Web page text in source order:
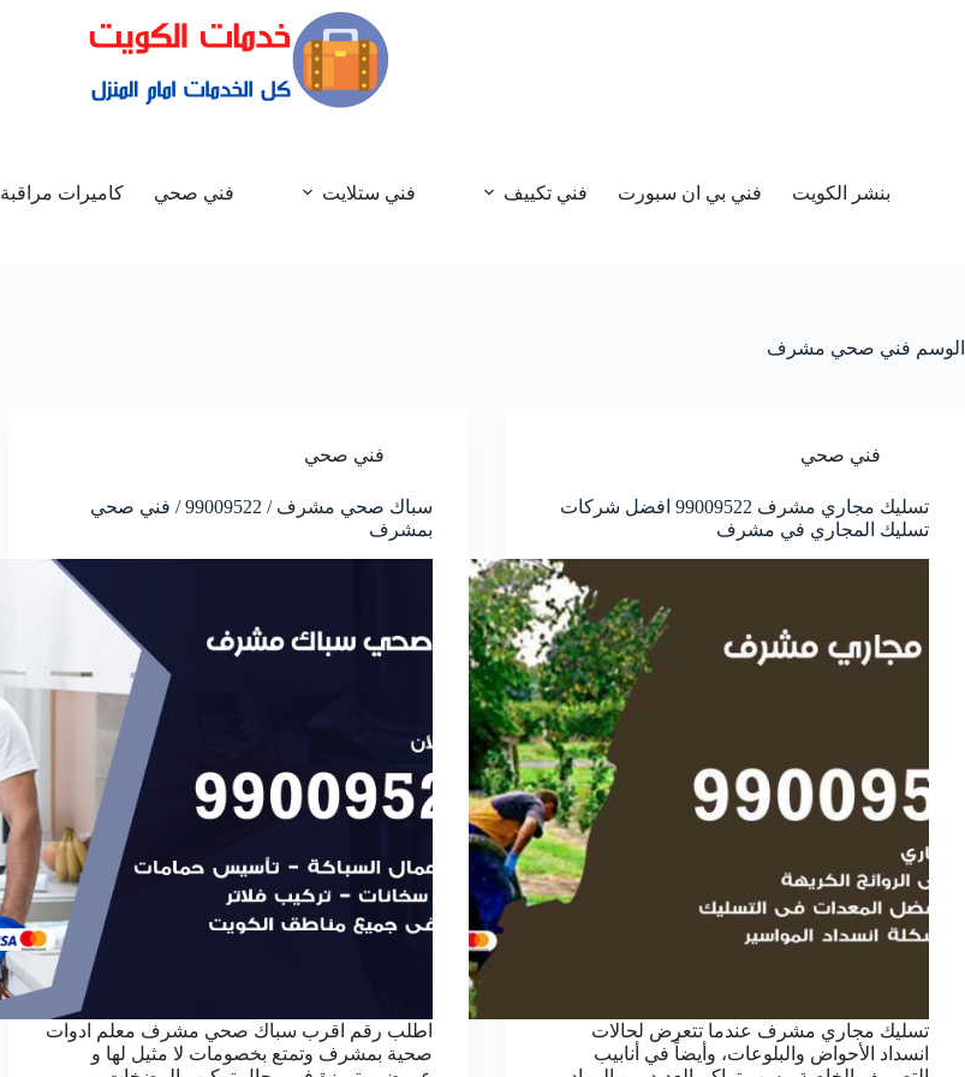
بنشر الكويت فني بي ان سبورت فني تكييف فني ستلايت فني صحي كاميرات مراقبة
الوسم فني صحي مشرف
فني صحي
تسليك مجاري مشرف 99009522 افضل شركات
تسليك المجاري في مشرف
تسليك مجاري مشرف عندما تتعرض لحالات
انسداد الأحواض والبلوعات، وأيضاً في أنابيب
فني صحي
سباك صحي مشرف / 99009522 / فني صحي
بمشرف
اطلب رقم اقرب سباك صحي مشرف معلم ادوات
صحية بمشرف وتمتع بخصومات لا مثيل لها و